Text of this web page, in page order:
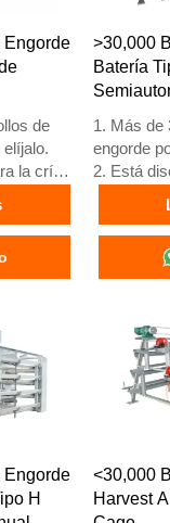
en línea
estiércol,
5.
24 horas
Engorde
de
la cría
de 1 a
para el
de
>30,000
Batería
1. Más de
engorde
2. Está
de pollos
45 días
mercado.
3. Su
20 años.
24 horas,
Engorde
H
<30,000
Harvest